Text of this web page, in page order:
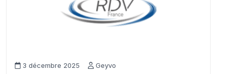
3 décembre 2025 Geyvo